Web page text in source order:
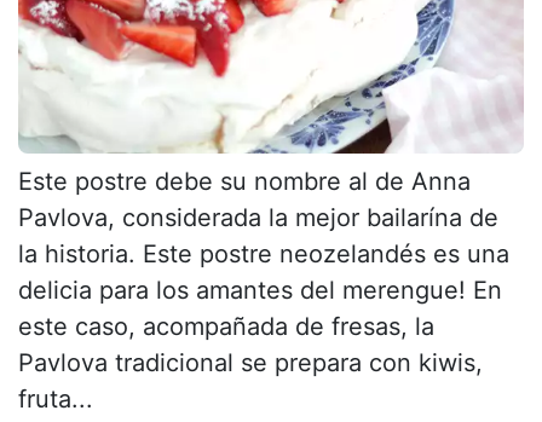
Este postre debe su nombre al de Anna
Pavlova, considerada la mejor bailarína de
la historia. Este postre neozelandés es una
delicia para los amantes del merengue! En
este caso, acompañada de fresas, la
Pavlova tradicional se prepara con kiwis,
fruta...